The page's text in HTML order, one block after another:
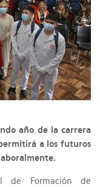
año de la carrera
a los futuros
de Formación de